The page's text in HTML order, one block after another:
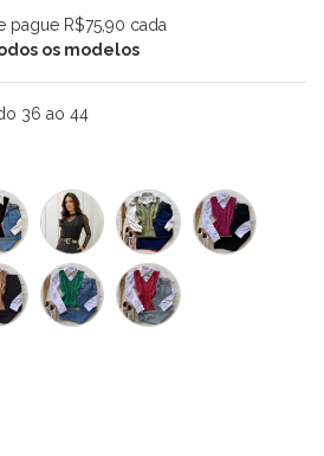
pague R$75,90 cada
os modelos
36 ao 44